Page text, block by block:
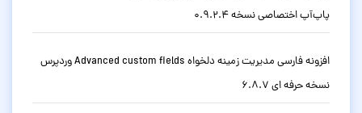
پاپ‌آپ اختصاصی نسخه 0.9.2.4
افزونه فارسی مدیریت زمینه دلخواه Advanced custom fields وردپرس
نسخه حرفه ای 6.8.7